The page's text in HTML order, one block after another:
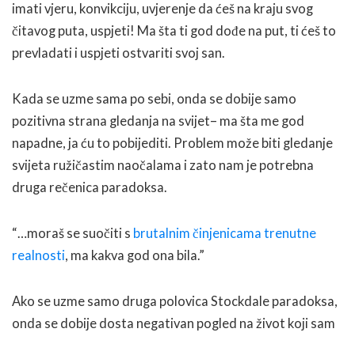
imati vjeru, konvikciju, uvjerenje da ćeš na kraju svog
čitavog puta, uspjeti! Ma šta ti god dođe na put, ti ćeš to
prevladati i uspjeti ostvariti svoj san.
Kada se uzme sama po sebi, onda se dobije samo
pozitivna strana gledanja na svijet– ma šta me god
napadne, ja ću to pobijediti. Problem može biti gledanje
svijeta ružičastim naočalama i zato nam je potrebna
druga rečenica paradoksa.
“…moraš se suočiti s brutalnim činjenicama trenutne
realnosti, ma kakva god ona bila.”
Ako se uzme samo druga polovica Stockdale paradoksa,
onda se dobije dosta negativan pogled na život koji sam